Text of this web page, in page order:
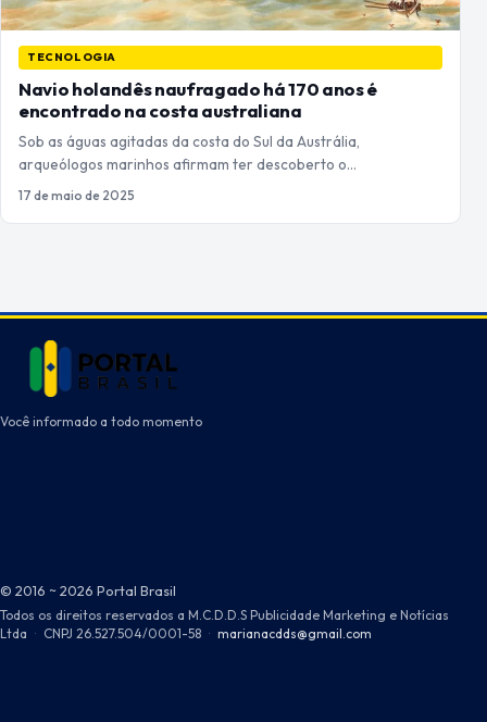
TECNOLOGIA
Navio holandês naufragado há 170 anos é
encontrado na costa australiana
Sob as águas agitadas da costa do Sul da Austrália,
arqueólogos marinhos afirmam ter descoberto o…
17 de maio de 2025
Você informado a todo momento
© 2016 ~ 2026 Portal Brasil
Todos os direitos reservados a M.C.D.D.S Publicidade Marketing e Notícias
Ltda · CNPJ 26.527.504/0001-58 · marianacdds@gmail.com